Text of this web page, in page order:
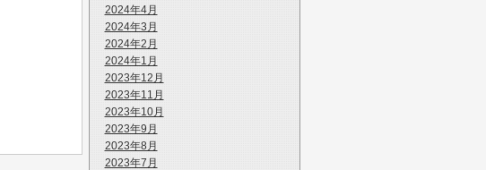
2024年4月
2024年3月
2024年2月
2024年1月
2023年12月
2023年11月
2023年10月
2023年9月
2023年8月
2023年7月